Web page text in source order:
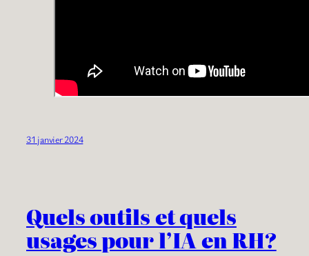
31 janvier 2024
Quels outils et quels
usages pour l’IA en RH?